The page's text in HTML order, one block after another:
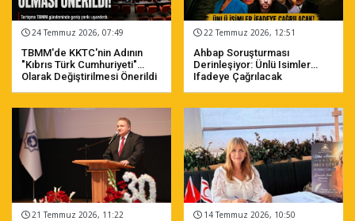
24 Temmuz 2026, 07:49
TBMM'de KKTC'nin Adının
"Kıbrıs Türk Cumhuriyeti"
Olarak Değiştirilmesi Önerildi
22 Temmuz 2026, 12:51
Ahbap Soruşturması
Derinleşiyor: Ünlü Isimler
Ifadeye Çağrılacak
21 Temmuz 2026, 11:22 14 Temmuz 2026, 10:50